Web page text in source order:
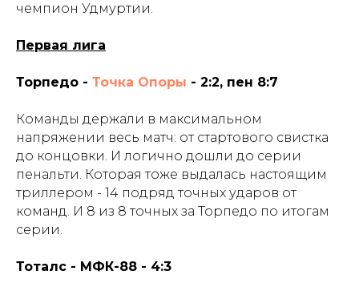
чемпион Удмуртии.
Первая лига
Торпедо - Точка Опоры - 2:2, пен 8:7
Команды держали в максимальном
напряжении весь матч: от стартового свистка
до концовки. И логично дошли до серии
пенальти. Которая тоже выдалась настоящим
триллером - 14 подряд точных ударов от
команд. И 8 из 8 точных за Торпедо по итогам
серии.
Тоталс - МФК-88 - 4:3